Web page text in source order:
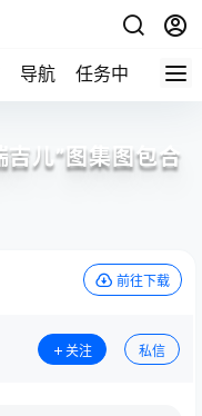
导航 任务中心 帮助
儿”图集图包合
前往下载
关注 私信